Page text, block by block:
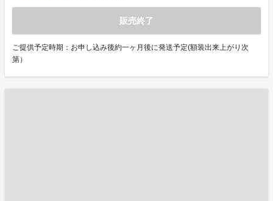
販売終了
ご提供予定時期：お申し込み後約一ヶ月後に発送予定(額装出来上がり次
第）